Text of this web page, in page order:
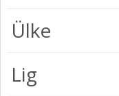
Ülke
Lig